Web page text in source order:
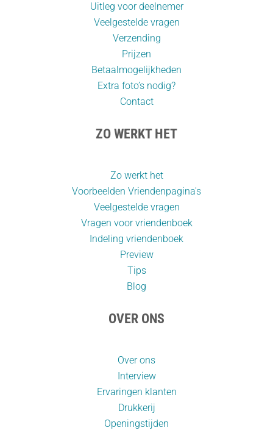
Uitleg voor deelnemer
Veelgestelde vragen
Verzending
Prijzen
Betaalmogelijkheden
Extra foto’s nodig?
Contact
ZO WERKT HET
Zo werkt het
Voorbeelden Vriendenpagina's
Veelgestelde vragen
Vragen voor vriendenboek
Indeling vriendenboek
Preview
Tips
Blog
OVER ONS
Over ons
Interview
Ervaringen klanten
Drukkerij
Openingstijden